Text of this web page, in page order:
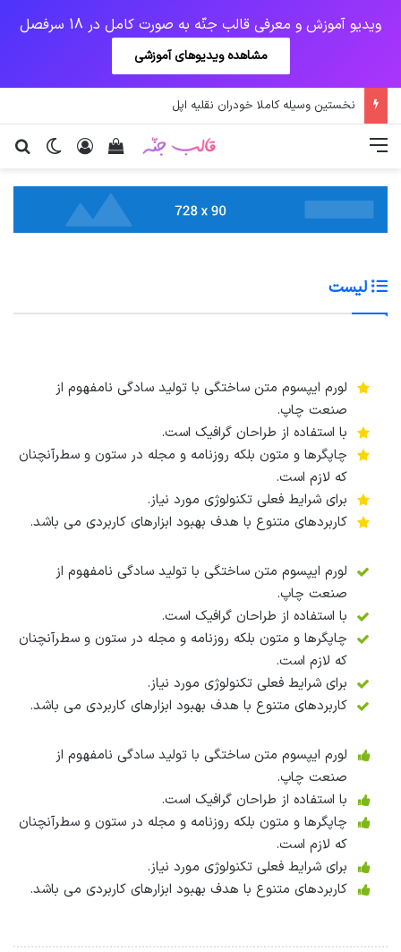
ویدیو آموزش و معرفی قالب جنّه به صورت کامل در 18 سرفصل
مشاهده ویدیوهای آموزشی
نخستین وسیله کاملا خودران نقلیه اپل
تغییر ورود
دیدن سبد خرید منو
لیست
لورم ایپسوم متن ساختگی با تولید سادگی نامفهوم از
صنعت چاپ.
با استفاده از طراحان گرافیک است.
چاپگرها و متون بلکه روزنامه و مجله در ستون و سطرآنچنان
که لازم است.
برای شرایط فعلی تکنولوژی مورد نیاز.
کاربردهای متنوع با هدف بهبود ابزارهای کاربردی می باشد.
لورم ایپسوم متن ساختگی با تولید سادگی نامفهوم از
صنعت چاپ.
با استفاده از طراحان گرافیک است.
چاپگرها و متون بلکه روزنامه و مجله در ستون و سطرآنچنان
که لازم است.
برای شرایط فعلی تکنولوژی مورد نیاز.
کاربردهای متنوع با هدف بهبود ابزارهای کاربردی می باشد.
لورم ایپسوم متن ساختگی با تولید سادگی نامفهوم از
صنعت چاپ.
با استفاده از طراحان گرافیک است.
چاپگرها و متون بلکه روزنامه و مجله در ستون و سطرآنچنان
که لازم است.
برای شرایط فعلی تکنولوژی مورد نیاز.
کاربردهای متنوع با هدف بهبود ابزارهای کاربردی می باشد.